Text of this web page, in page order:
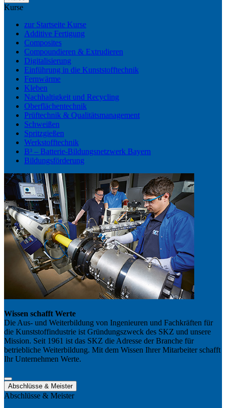
Kurse
zur Startseite Kurse
Additive Fertigung
Composites
Compoundieren & Extrudieren
Digitalisierung
Einführung in die Kunststofftechnik
Fernwärme
Kleben
Nachhaltigkeit und Recycling
Oberflächentechnik
Prüftechnik & Qualitätsmanagement
Schweißen
Spritzgießen
Werkstofftechnik
B³ – Batterie-Bildungsnetzwerk Bayern
Bildungsförderung
Wissen schafft Werte
Die Aus- und Weiterbildung von Ingenieuren und Fachkräften für
die Kunststoffindustrie ist Gründungszweck des SKZ und unsere
Mission. Seit 1961 ist das SKZ die Adresse der Branche für
betriebliche Weiterbildung. Mit dem Wissen Ihrer Mitarbeiter schafft
Ihr Unternehmen Werte.
Abschlüsse & Meister
Abschlüsse & Meister